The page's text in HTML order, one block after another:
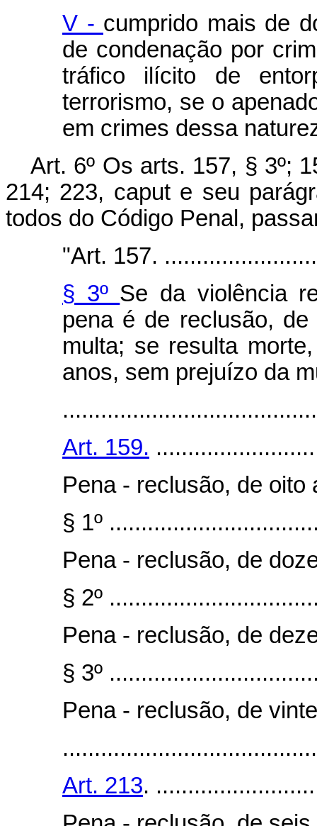
V - cumprido mais de
de condenação por
tráfico ilícito de
terrorismo, se o
em crimes dessa
Art. 6º Os arts. 157, § 3º;
214; 223, caput e seu
todos do Código Penal,
"Art. 157.
§ 3º Se da violência
pena é de reclusão,
multa; se resulta
anos, sem prejuízo da
Art. 159.
Pena - reclusão, de oito
§ 1º
Pena - reclusão, de
§ 2º
Pena - reclusão, de
§ 3º
Pena - reclusão, de
Art. 213.